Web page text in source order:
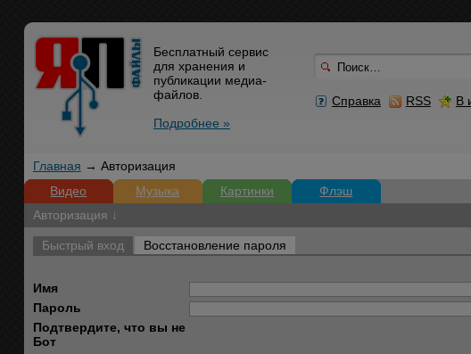
Справка RSS В
Бесплатный сервис
для хранения и
публикации медиа-
файлов.
Подробнее »
Главная → Авторизация
Видео
Музыка Картинки
Флэш
Авторизация ↓
Быстрый вход Восстановление пароля
Имя
Пароль
Подтвердите, что вы не
Бот